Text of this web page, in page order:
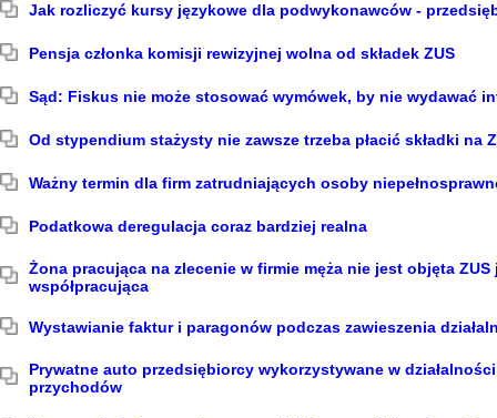
Jak rozliczyć kursy językowe dla podwykonawców -
Pensja członka komisji rewizyjnej wolna od składek ZUS
Sąd: Fiskus nie może stosować wymówek, by nie wydawać
Od stypendium stażysty nie zawsze trzeba płacić składki na
Ważny termin dla firm zatrudniających osoby
Podatkowa deregulacja coraz bardziej realna
Żona pracująca na zlecenie w firmie męża nie jest objęta
współpracująca
Wystawianie faktur i paragonów podczas zawieszenia
Prywatne auto przedsiębiorcy wykorzystywane w
przychodów